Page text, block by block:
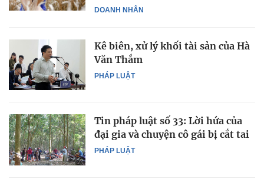
DOANH NHÂN
PHÁP LUẬT
Kê biên, xử lý khối tài sản của Hà
Văn Thắm
PHÁP LUẬT
Tin pháp luật số 33: Lời hứa của
đại gia và chuyện cô gái bị cắt tai